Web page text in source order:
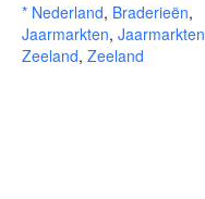
* Nederland, Braderieën,
Jaarmarkten, Jaarmarkten
Zeeland, Zeeland